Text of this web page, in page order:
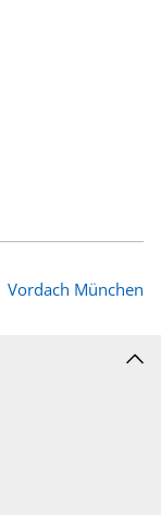
Vordach München